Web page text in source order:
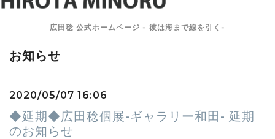
広田稔 公式ホームページ - 彼は海まで線を引く-
お知らせ
2020/05/07 16:06
◆延期◆広田稔個展-ギャラリー和田- 延期
のお知らせ